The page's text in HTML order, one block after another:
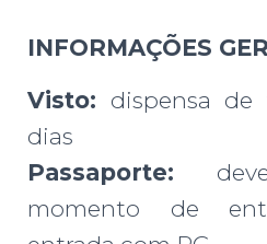
INFORMAÇÕES
Visto: dispensa
dias
Passaporte:
momento de